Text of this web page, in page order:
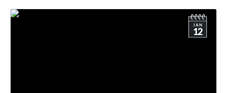
JAN
12